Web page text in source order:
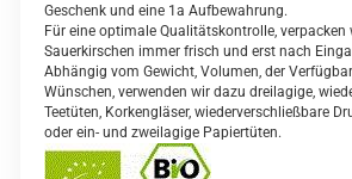
Geschenk und eine 1a Aufbewahrung.
Für eine optimale Qualitätskontrolle, verpacken
Sauerkirschen immer frisch und erst nach
Abhängig vom Gewicht, Volumen, der
Wünschen, verwenden wir dazu dreilagige,
Teetüten, Korkengläser, wiederverschließbare
oder ein- und zweilagige Papiertüten.